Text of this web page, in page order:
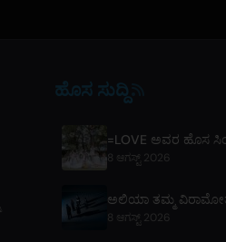
ಹೊಸ ಸುದ್ದಿ
8 ಆಗಸ್ಟ್ 2026
8 ಆಗಸ್ಟ್ 2026